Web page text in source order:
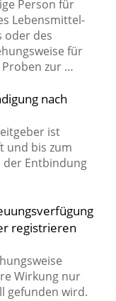
Person für
Lebensmittel-
oder des
für
zur …
nach
ist
und bis zum
der Entbindung
registrieren
Wirkung nur
gefunden wird.